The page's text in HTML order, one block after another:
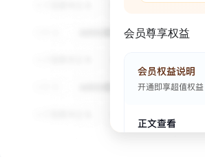
会员尊享权益